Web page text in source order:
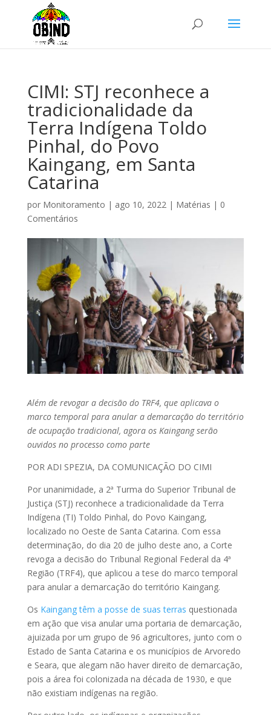
CIMI: STJ reconhece a
tradicionalidade da
Terra Indígena Toldo
Pinhal, do Povo
Kaingang, em Santa
Catarina
por Monitoramento | ago 10, 2022| Matérias | 0
Comentários
Além de revogar a decisão do TRF4, que aplicava o
marco temporal para anular a demarcação do território
de ocupação tradicional, agora os Kaingang serão
ouvidos no processo como parte
POR ADI SPEZIA, DA COMUNICAÇÃO DO CIMI
Por unanimidade, a 2ª Turma do Superior Tribunal de
Justiça (STJ) reconhece a tradicionalidade da Terra
Indígena (TI) Toldo Pinhal, do Povo Kaingang,
localizado no Oeste de Santa Catarina. Com essa
determinação, do dia 20 de julho deste ano, a Corte
revoga a decisão do Tribunal Regional Federal da 4ª
Região (TRF4), que aplicou a tese do marco temporal
para anular a demarcação do território Kaingang.
Os Kaingang têm a posse de suas terras questionada
em ação que visa anular uma portaria de demarcação,
ajuizada por um grupo de 96 agricultores, junto com o
Estado de Santa Catarina e os municípios de Arvoredo
e Seara, que alegam não haver direito de demarcação,
pois a área foi colonizada na década de 1930, e que
não existiam indígenas na região.